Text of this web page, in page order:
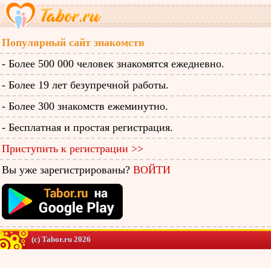
Популярный сайт знакомств
- Более 500 000 человек знакомятся ежедневно.
- Более 19 лет безупречной работы.
- Более 300 знакомств ежеминутно.
- Бесплатная и простая регистрация.
Приступить к регистрации >>
Вы уже зарегистрированы? ВОЙТИ
(c) Tabor.ru 2026